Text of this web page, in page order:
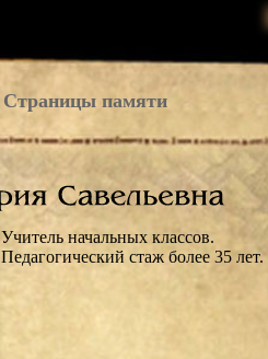
Страницы памяти
Учитель начальных классов.
Педагогический стаж более 35 лет.